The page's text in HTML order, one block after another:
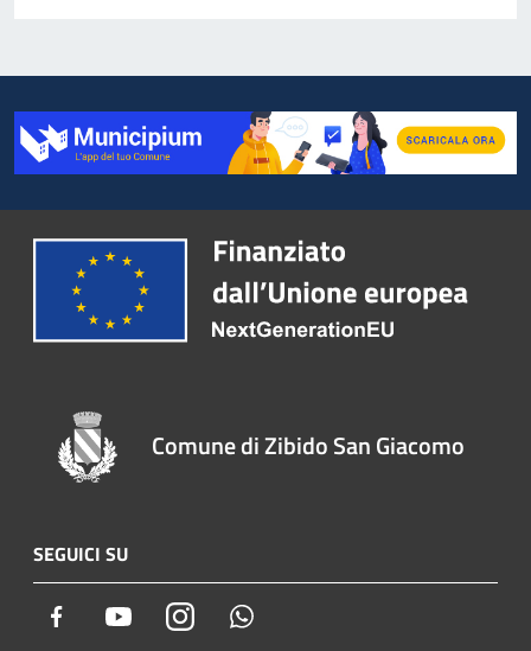
Comune di Zibido San Giacomo
SEGUICI SU
Facebook YoutubeInstagram